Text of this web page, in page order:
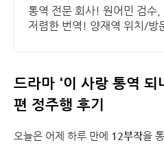
역 6번 출구 방문 가능
통역 전문 회사! 원어민 검수,
저렴한 번역! 양재역 위치/방
드라마 '이 사랑 통역 되
편 정주행 후기
오늘은 어제 하루 만에 12부작을